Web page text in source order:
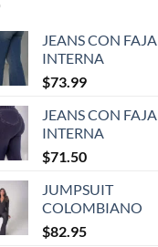
JEANS CON FAJA
INTERNA
$73.99
JEANS CON FAJA
INTERNA
$71.50
JUMPSUIT
COLOMBIANO
$82.95